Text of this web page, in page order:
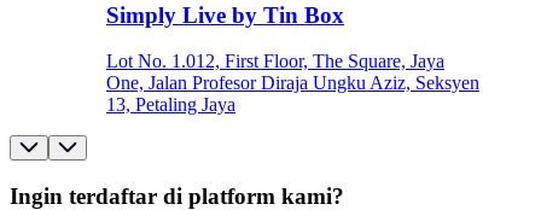
Simply Live by Tin Box
Lot No. 1.012, First Floor, The Square, Jaya
One, Jalan Profesor Diraja Ungku Aziz, Seksyen
13, Petaling Jaya
Ingin terdaftar di platform kami?